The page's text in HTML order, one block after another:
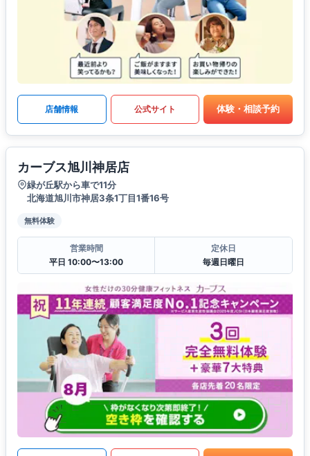
店舗情報 公式サイト 体験・相談予約
カーブス旭川神居店
緑が丘駅から車で11分
北海道旭川市神居3条1丁目1番16号
無料体験
営業時間
平日 10:00〜13:00
定休日
毎週日曜日